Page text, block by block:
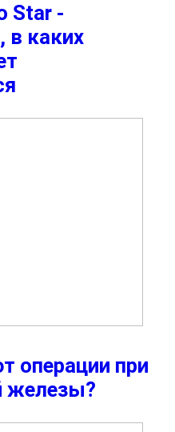
Star -
в каких
операции при
железы?